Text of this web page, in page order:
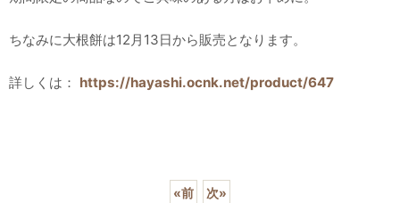
ちなみに大根餅は12月13日から販売となります。
詳しくは： https://hayashi.ocnk.net/product/647
«前 次»